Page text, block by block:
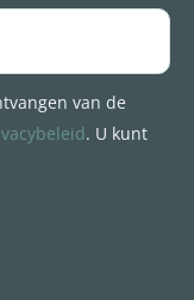
van de
. U kunt